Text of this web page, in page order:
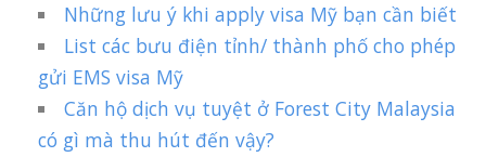
Những lưu ý khi apply visa Mỹ bạn cần biết
List các bưu điện tỉnh/ thành phố cho phép
gửi EMS visa Mỹ
Căn hộ dịch vụ tuyệt ở Forest City Malaysia
có gì mà thu hút đến vậy?